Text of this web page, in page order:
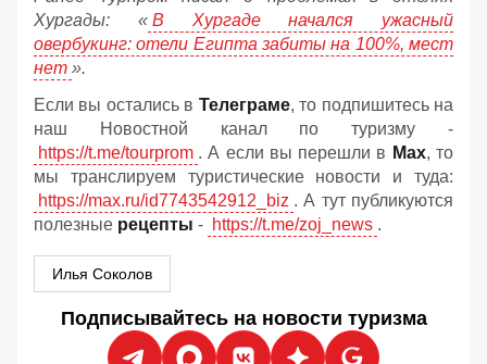
Хургады: « В Хургаде начался ужасный
овербукинг: отели Египта забиты на 100%, мест
нет ».
Если вы остались в Телеграме, то подпишитесь на
наш Новостной канал по туризму -
https://t.me/tourprom . А если вы перешли в Мах, то
мы транслируем туристические новости и туда:
https://max.ru/id7743542912_biz . А тут публикуются
полезные рецепты - https://t.me/zoj_news .
Илья Соколов
Подписывайтесь на новости туризма